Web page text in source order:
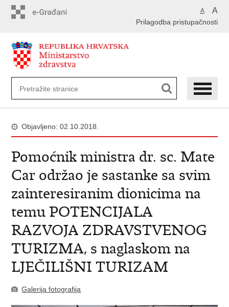
A A
Prilagodba pristupačnosti
Objavljeno: 02.10.2018.
Pomoćnik ministra dr. sc. Mate
Car održao je sastanke sa svim
zainteresiranim dionicima na
temu POTENCIJALA
RAZVOJA ZDRAVSTVENOG
TURIZMA, s naglaskom na
LJEČILIŠNI TURIZAM
Galerija fotografija